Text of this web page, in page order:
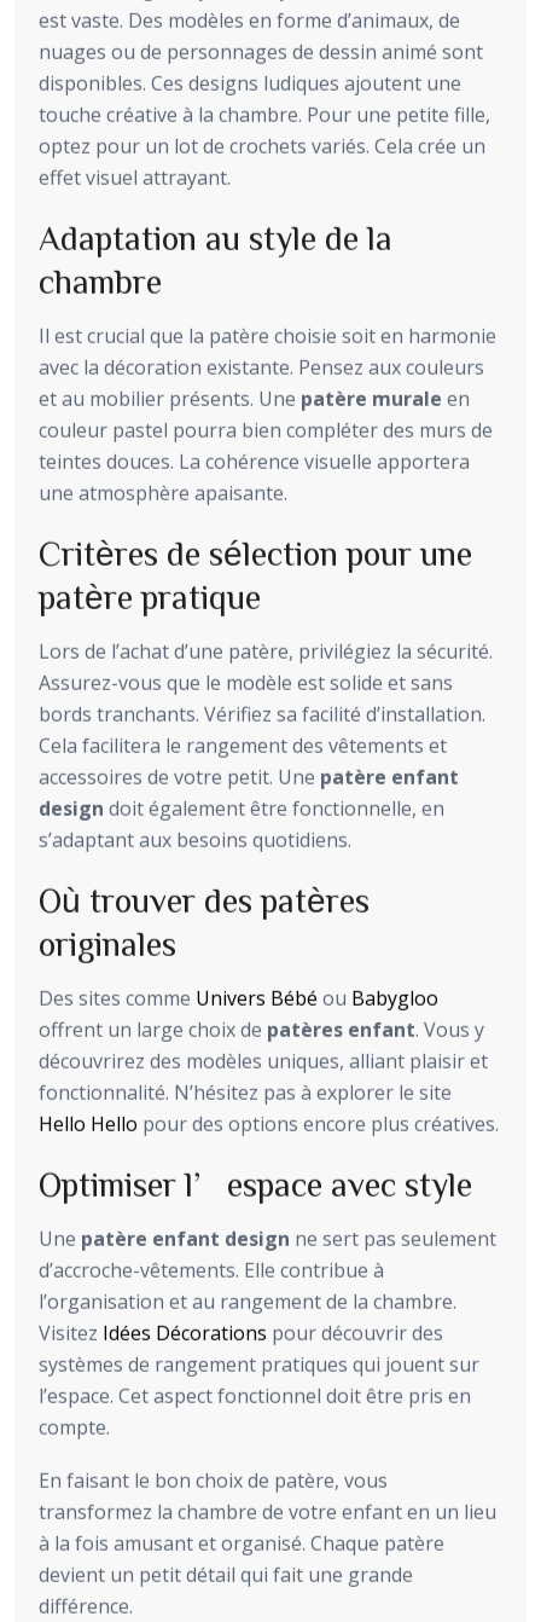
est vaste. Des modèles en forme d’animaux, de
nuages ou de personnages de dessin animé sont
disponibles. Ces designs ludiques ajoutent une
touche créative à la chambre. Pour une petite fille,
optez pour un lot de crochets variés. Cela crée un
effet visuel attrayant.
Adaptation au style de la
chambre
Il est crucial que la patère choisie soit en harmonie
avec la décoration existante. Pensez aux couleurs
et au mobilier présents. Une patère murale en
couleur pastel pourra bien compléter des murs de
teintes douces. La cohérence visuelle apportera
une atmosphère apaisante.
Critères de sélection pour une
patère pratique
Lors de l’achat d’une patère, privilégiez la sécurité.
Assurez-vous que le modèle est solide et sans
bords tranchants. Vérifiez sa facilité d’installation.
Cela facilitera le rangement des vêtements et
accessoires de votre petit. Une patère enfant
design doit également être fonctionnelle, en
s’adaptant aux besoins quotidiens.
Où trouver des patères
originales
Des sites comme Univers Bébé ou Babygloo
offrent un large choix de patères enfant. Vous y
découvrirez des modèles uniques, alliant plaisir et
fonctionnalité. N’hésitez pas à explorer le site
Hello Hello pour des options encore plus créatives.
Optimiser l’espace avec style
Une patère enfant design ne sert pas seulement
d’accroche-vêtements. Elle contribue à
l’organisation et au rangement de la chambre.
Visitez Idées Décorations pour découvrir des
systèmes de rangement pratiques qui jouent sur
l’espace. Cet aspect fonctionnel doit être pris en
compte.
En faisant le bon choix de patère, vous
transformez la chambre de votre enfant en un lieu
à la fois amusant et organisé. Chaque patère
devient un petit détail qui fait une grande
différence.